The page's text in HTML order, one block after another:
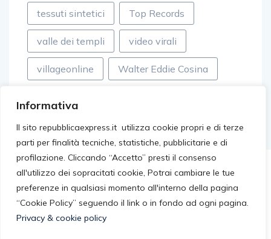
Informativa
Il sito repubblicaexpress.it utilizza cookie propri e di terze
parti per finalità tecniche, statistiche, pubblicitarie e di
profilazione. Cliccando “Accetto” presti il consenso
all'utilizzo dei sopracitati cookie, Potrai cambiare le tue
preferenze in qualsiasi momento all'interno della pagina
“Cookie Policy” seguendo il link o in fondo ad ogni pagina.
Privacy & cookie policy
tessuti sintetici Top Records
valle dei templi video virali
villageonline Walter Eddie Cosina